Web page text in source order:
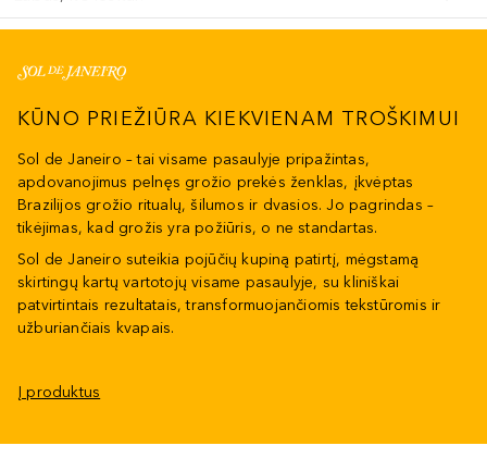
KŪNO PRIEŽIŪRA KIEKVIENAM TROŠKIMUI
Sol de Janeiro – tai visame pasaulyje pripažintas,
apdovanojimus pelnęs grožio prekės ženklas, įkvėptas
Brazilijos grožio ritualų, šilumos ir dvasios. Jo pagrindas –
tikėjimas, kad grožis yra požiūris, o ne standartas.
Sol de Janeiro suteikia pojūčių kupiną patirtį, mėgstamą
skirtingų kartų vartotojų visame pasaulyje, su kliniškai
patvirtintais rezultatais, transformuojančiomis tekstūromis ir
užburiančiais kvapais.
Į produktus